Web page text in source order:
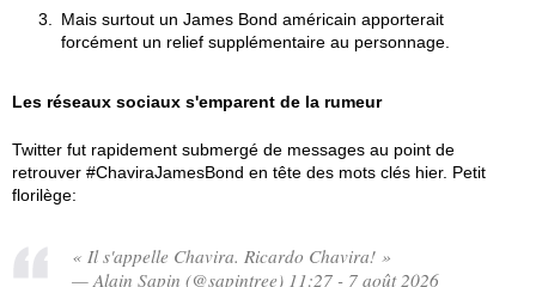
Mais surtout un James Bond américain apporterait
forcément un relief supplémentaire au personnage.
Les réseaux sociaux s'emparent de la rumeur
Twitter fut rapidement submergé de messages au point de
retrouver #ChaviraJamesBond en tête des mots clés hier. Petit
florilège:
« Il s'appelle Chavira. Ricardo Chavira! »
— Alain Sapin (@sapintree) 11:27 - 7 août 2026